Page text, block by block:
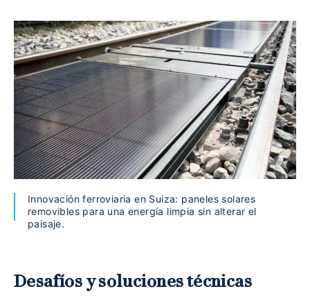
Innovación ferroviaria en Suiza: paneles solares
removibles para una energía limpia sin alterar el
paisaje.
Desafíos y soluciones técnicas